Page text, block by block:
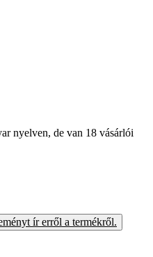
nyelven, de van 18 vásárlói
ír erről a termékről.